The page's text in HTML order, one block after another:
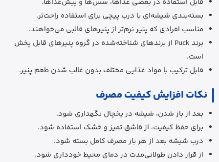
بسته‌بندی شیشه‌ای با درب پیچی برای استفاده راحت‌تر.
مناسب افرادی که پنیر نرم‌تر از پنیرهای قالبی می‌خواهند.
برند Puck از برندهای شناخته‌شده در گروه پنیرهای قابل پخش
است.
قابل ترکیب با مواد غذایی مختلف بدون غالب شدن طعم پنیر.
نکات افزایش کیفیت مصرف
بعد از باز شدن، شیشه در یخچال نگهداری شود.
برای حفظ کیفیت، از قاشق تمیز و خشک استفاده شود.
درب شیشه بعد از هر بار مصرف کامل بسته شود.
از قرار دادن طولانی‌مدت در دمای محیط خودداری شود.